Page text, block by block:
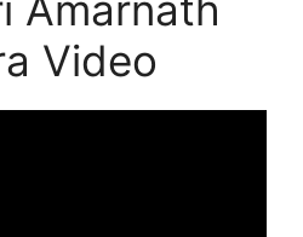
Video